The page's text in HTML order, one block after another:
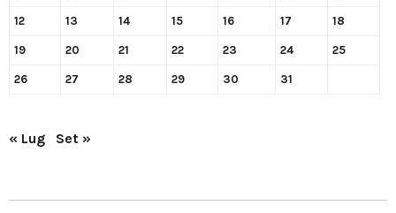
12 13 14 15 16 17 18
19 20 21 22 23 24 25
26 27 28 29 30 31
« Lug Set »